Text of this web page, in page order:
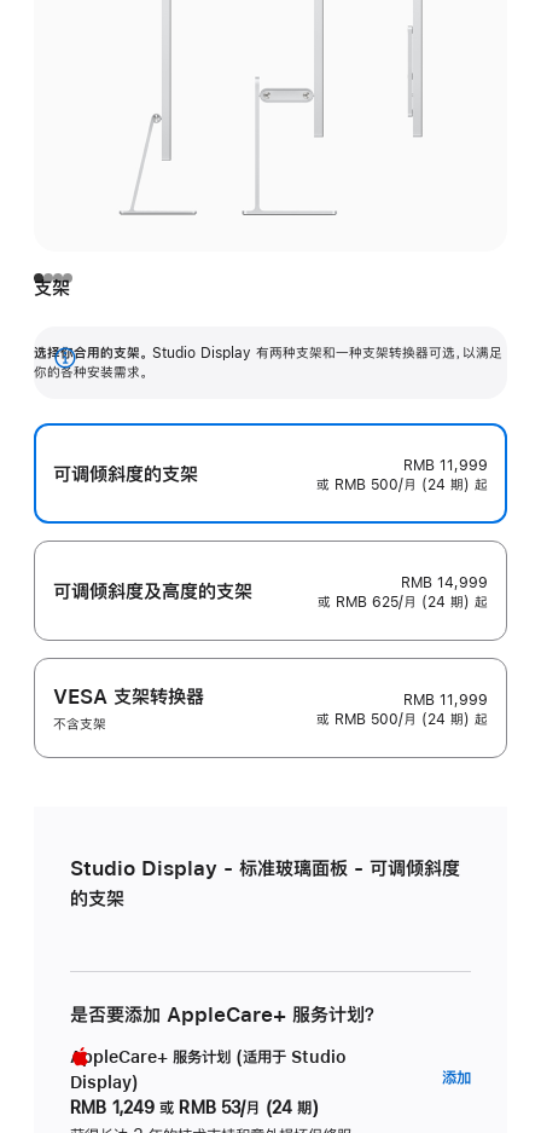
支架
选择你合用的支架。 Studio Display 有两种支架和一种支架转换器可选，以满足
你的各种安装需求。
展
可调倾斜度的支架
RMB 11,999
或 RMB 500/月 (24 期) 起
可调倾斜度及高‍度的支‍架
RMB 14,999
或 RMB 625/月 (24 期) 起
VESA 支架转换器
不含支架
RMB 11,999
或 RMB 500/月 (24 期) 起
Studio Display - 标准玻璃面板 - 可调倾斜度
的支架
是否要添加 AppleCare+ 服务计划？
AppleCare+ 服务计划 (适用于 Studio
Display)
RMB 1,249 或 RMB 53/月 (24 期)
添加